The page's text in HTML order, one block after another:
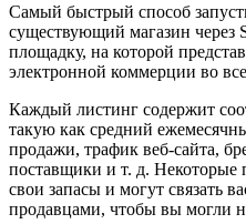
Самый быстрый способ
существующий магазин через
площадку, на которой
электронной коммерции во
Каждый листинг содержит
такую ​​как средний
продажи, трафик веб-сайта,
поставщики и т. д. Некоторые
свои запасы и могут связать
продавцами, чтобы вы могли